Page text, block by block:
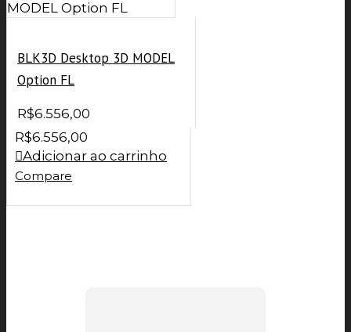
BLK3D Desktop 3D MODEL
Option FL
R$6.556,00
R$6.556,00
Adicionar ao carrinho
Compare